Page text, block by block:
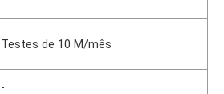
Testes de 10 M/mês
-